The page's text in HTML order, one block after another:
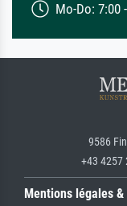
Mo-Do: 7:00
9586
+43 4257
Mentions légales